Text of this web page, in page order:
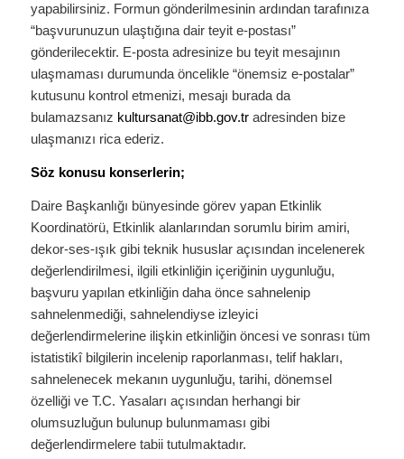
yapabilirsiniz. Formun gönderilmesinin ardından tarafınıza
“başvurunuzun ulaştığına dair teyit e-postası”
gönderilecektir. E-posta adresinize bu teyit mesajının
ulaşmaması durumunda öncelikle “önemsiz e-postalar”
kutusunu kontrol etmenizi, mesajı burada da
bulamazsanız kultursanat@ibb.gov.tradresinden bize
ulaşmanızı rica ederiz.
Söz konusu konserlerin;
Daire Başkanlığı bünyesinde görev yapan Etkinlik
Koordinatörü, Etkinlik alanlarından sorumlu birim amiri,
dekor-ses-ışık gibi teknik hususlar açısından incelenerek
değerlendirilmesi, ilgili etkinliğin içeriğinin uygunluğu,
başvuru yapılan etkinliğin daha önce sahnelenip
sahnelenmediği, sahnelendiyse izleyici
değerlendirmelerine ilişkin etkinliğin öncesi ve sonrası tüm
istatistikî bilgilerin incelenip raporlanması, telif hakları,
sahnelenecek mekanın uygunluğu, tarihi, dönemsel
özelliği ve T.C. Yasaları açısından herhangi bir
olumsuzluğun bulunup bulunmaması gibi
değerlendirmelere tabii tutulmaktadır.